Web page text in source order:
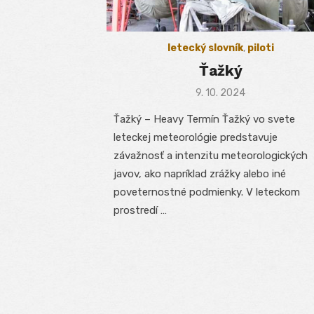
letecký slovník, piloti
Ťažký
Posted
9. 10. 2024
Ťažký – Heavy Termín Ťažký vo svete
leteckej meteorológie predstavuje
závažnosť a intenzitu meteorologických
javov, ako napríklad zrážky alebo iné
poveternostné podmienky. V leteckom
prostredí …